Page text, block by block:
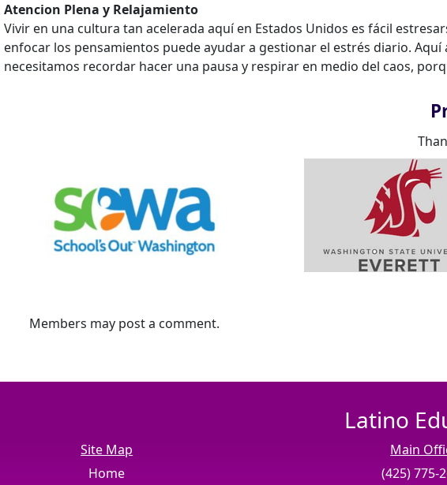
Atencion Plena y Relajamiento
Vivir en una cultura tan acelerada aquí en Estados Unidos es fácil
enfocar los pensamientos puede ayudar a gestionar el estrés diario.
necesitamos recordar hacer una pausa y respirar en medio del caos,
Members may post a comment.
Latino
Site Map
Home
Main
(425) 775-